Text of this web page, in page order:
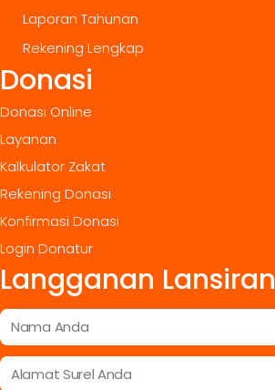
Laporan Tahunan
Rekening Lengkap
Donasi
Donasi Online
Layanan
Kalkulator Zakat
Rekening Donasi
Konfirmasi Donasi
Login Donatur
Langganan Lansiran